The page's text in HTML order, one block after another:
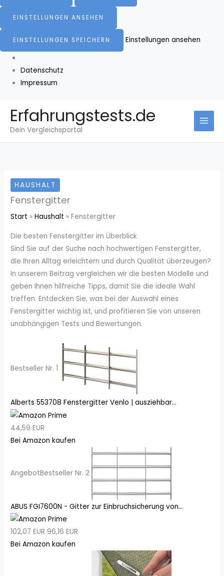
EINSTELLUNGEN ANSEHEN
EINSTELLUNGEN SPEICHERN Einstellungen ansehen
Datenschutz
Impressum
Inhalt
springen
Erfahrungstests.de
Dein Vergleichsportal
HAUSHALT
Fenstergitter
Start Haushalt Fenstergitter
Die besten Fenstergitter im Überblick
Sind Sie auf der Suche nach hochwertigen Fenstergitter,
die Ihren Alltag erleichtern und durch Qualität überzeugen?
In unserem Beitrag vergleichen wir die besten Modelle und
geben Ihnen hilfreiche Tipps, damit Sie die ideale Wahl
treffen. Entdecken Sie, was bei der Auswahl eines
Fenstergitter wichtig ist, und profitieren Sie von unseren
unabhängigen Tests und Bewertungen.
Bestseller Nr. 1
Alberts 553708 Fenstergitter Venlo | ausziehbar...
44,59 EUR
Bei Amazon kaufen
AngebotBestseller Nr. 2
ABUS FGI7600N - Gitter zur Einbruchsicherung von...
102,07 EUR 96,16 EUR
Bei Amazon kaufen